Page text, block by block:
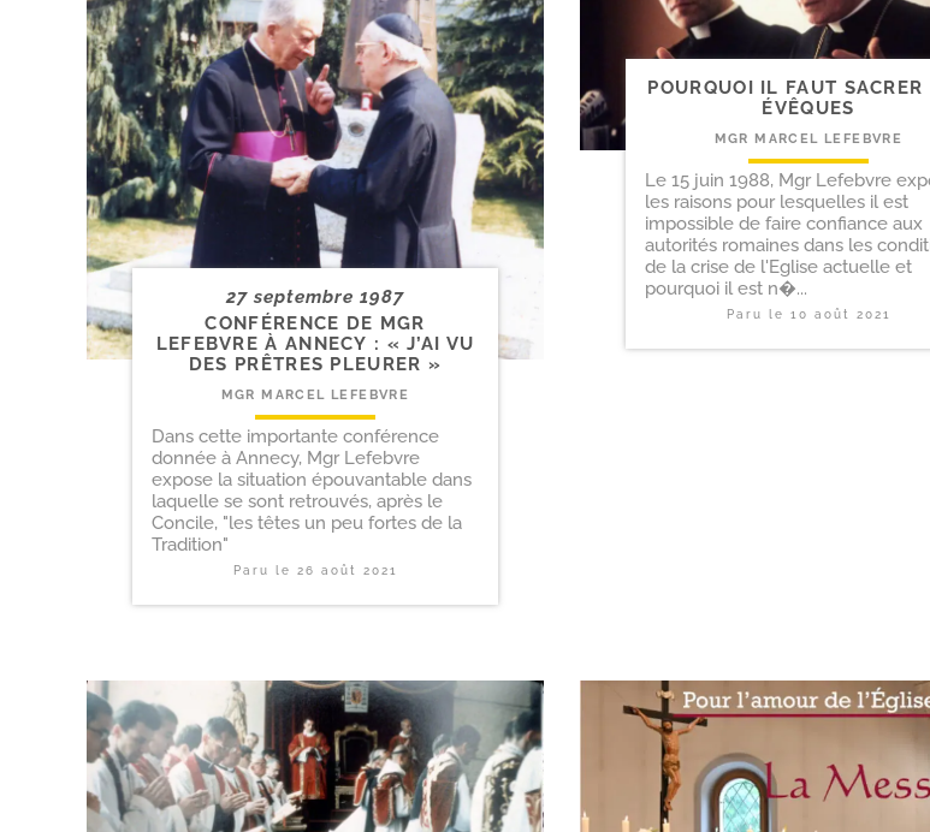
27 septembre 1987
CONFÉRENCE DE MGR
LEFEBVRE À ANNECY : « J’AI VU
DES PRÊTRES PLEURER »
MGR MARCEL LEFEBVRE
Dans cette importante conférence
donnée à Annecy, Mgr Lefebvre
expose la situation épouvantable dans
laquelle se sont retrouvés, après le
Concile, "les têtes un peu fortes de la
Tradition"
Paru le 26 août 2021
POURQUOI IL FAUT SACRER
ÉVÊQUES
MGR MARCEL LEFEBVRE
Le 15 juin 1988, Mgr Lefebvre
les raisons pour lesquelles il est
impossible de faire confiance aux
autorités romaines dans les
de la crise de l'Eglise actuelle et
pourquoi il est n�...
Paru le 10 août 2021